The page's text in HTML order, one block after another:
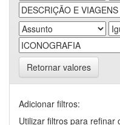
Retornar valores
Adicionar filtros:
Utilizar filtros para refinar